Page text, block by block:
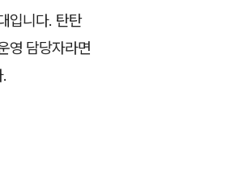
입니다. 탄탄
영 담당자라면